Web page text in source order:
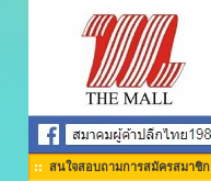
สนใจสอบถามการสมัครสมาชิก